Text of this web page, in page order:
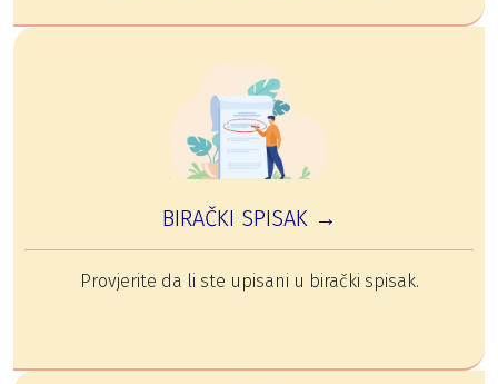
BIRAČKI SPISAK →
Provjerite da li ste upisani u birački spisak.